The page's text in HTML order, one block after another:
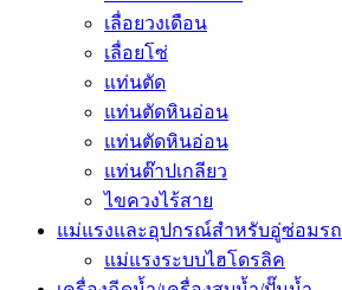
เลื่อยวงเดือน
เลื่อยโซ่
แท่นตัด
แท่นตัดหินอ่อน
แท่นตัดหินอ่อน
แท่นต๊าปเกลียว
ไขควงไร้สาย
แม่แรงและอุปกรณ์สำหรับอู่ซ่อมรถ
แม่แรงระบบไฮโดรลิค